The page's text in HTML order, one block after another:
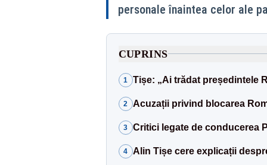
personale înaintea celor ale
CUPRINS
1 Tișe: „Ai trădat președintele
2 Acuzații privind blocarea
3 Critici legate de conducerea
4 Alin Tișe cere explicații